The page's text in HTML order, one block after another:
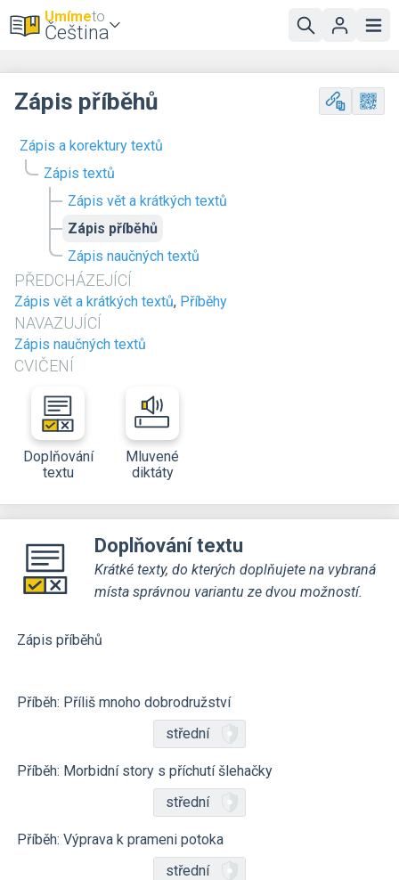
Umímeto
Čeština
Zápis a korektury textů
Zápis textů
Zápis vět a krátkých textů
Zápis příběhů
Zápis naučných textů
PŘEDCHÁZEJÍCÍ
Zápis vět a krátkých textů, Příběhy
NAVAZUJÍCÍ
Zápis naučných textů
CVIČENÍ
Doplňování
textu
Mluvené
diktáty
Zápis příběhů
Doplňování textu
Krátké texty, do kterých doplňujete na vybraná
místa správnou variantu ze dvou možností.
Zápis příběhů
Příběh: Příliš mnoho dobrodružství
střední
Příběh: Morbidní story s příchutí šlehačky
střední
Příběh: Výprava k prameni potoka
střední